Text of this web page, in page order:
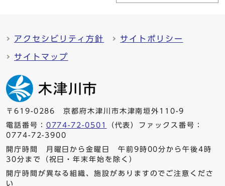
アクセシビリティ方針 サイトポリシー
サイトマップ
〒619-0286 京都府木津川市木津南垣外110-9
電話番号： 0774-72-0501
（代表）ファックス番号：
0774-72-3900
開庁時間 月曜日から金曜日 午前9時00分から午後4時
30分まで（祝日・年末年始を除く）
開庁時間が異なる組織、施設がありますのでご注意くださ
い